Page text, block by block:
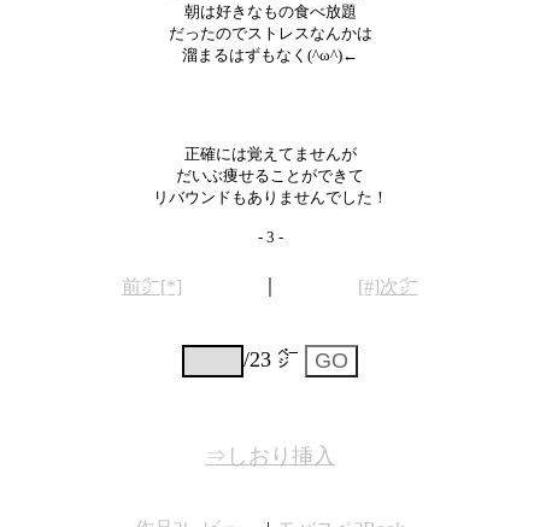
朝は好きなもの食べ放題
だったのでストレスなんかは
溜まるはずもなく(^ω^)←
正確には覚えてませんが
だいぶ痩せることができて
リバウンドもありませんでした！
- 3 -
前㌻[*] [#]次㌻
/23 ㌻
⇒しおり挿入